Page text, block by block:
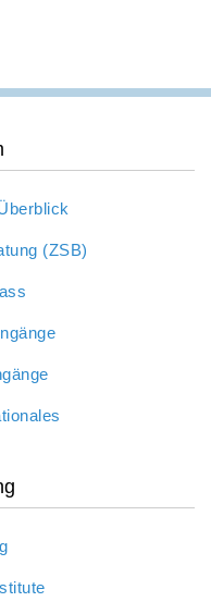
Generale
Frankfurt am Main
(ZSB)